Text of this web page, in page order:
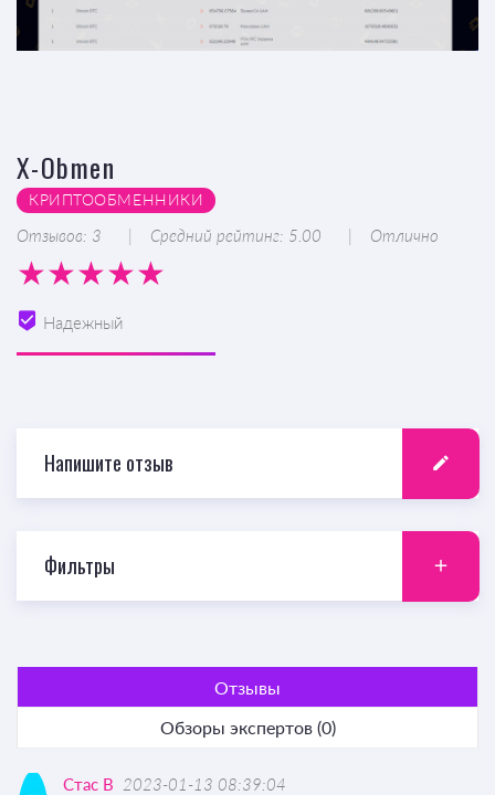
X-Obmen
КРИПТООБМЕННИКИ
Отзывов: 3 Средний рейтинг: 5.00 Отлично
Надежный
Напишите отзыв
Фильтры
Отзывы
Обзоры экспертов (0)
Стас В 2023-01-13 08:39:04